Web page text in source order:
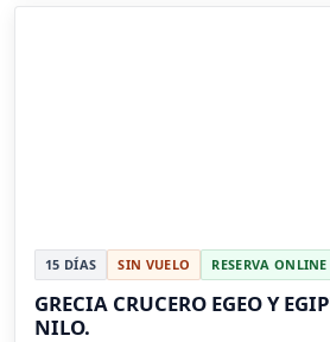
15 DÍAS SIN VUELO RESERVA ONLINE
GRECIA CRUCERO EGEO Y
NILO.